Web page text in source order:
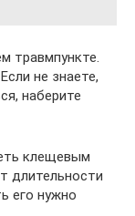
травмпункте.
не знаете,
наберите
клещевым
длительности
его нужно